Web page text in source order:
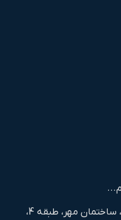
تهران، ضلع جنوب میدان رسالت، ساختمان مهر، طبقه 4،